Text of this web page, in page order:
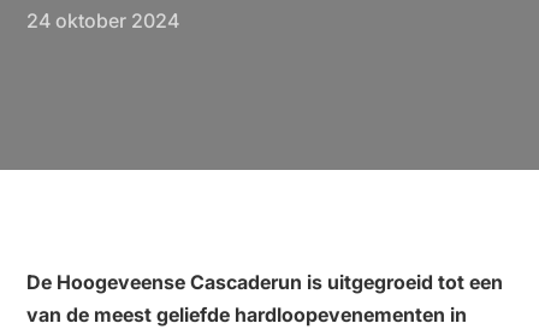
24 oktober 2024
De Hoogeveense Cascaderun is uitgegroeid tot een
van de meest geliefde hardloopevenementen in